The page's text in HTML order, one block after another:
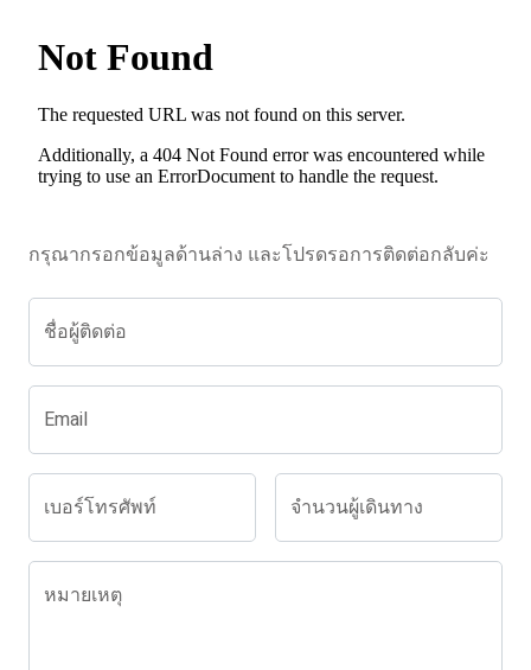
กรุณากรอกข้อมูลด้านล่าง และโปรดรอการติดต่อกลับค่ะ
ชื่อผู้ติดต่อ
Email
เบอร์โทรศัพท์ จำนวนผู้เดินทาง
หมายเหตุ